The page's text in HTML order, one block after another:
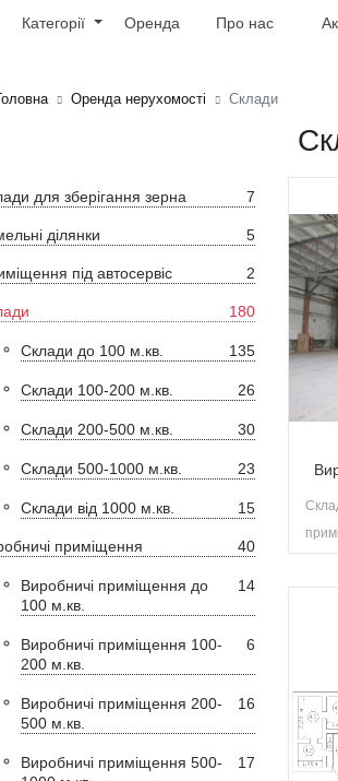
Категорії Оренда Про нас
Головна Оренда нерухомості Склади
для зберігання зерна 7
ділянки 5
під автосервіс 2
180
Склади до 100 м.кв. 135
Склади 100-200 м.кв. 26
Склади 200-500 м.кв. 30
Склади 500-1000 м.кв. 23
Склади від 1000 м.кв. 15
приміщення 40
Виробничі приміщення до
100 м.кв.
14
Виробничі приміщення 100-
200 м.кв.
6
Виробничі приміщення 200-
500 м.кв.
16
Виробничі приміщення 500-
17